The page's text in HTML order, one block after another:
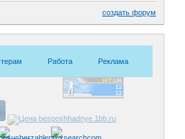
создать форум
Работа Реклама